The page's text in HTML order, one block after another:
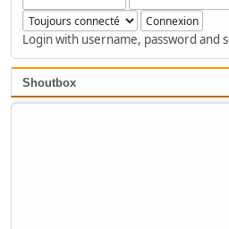
Login with username, password and
Shoutbox